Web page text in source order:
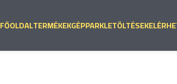
FŐOLDALTERMÉKEKGÉPPARKLETÖLTÉSEK